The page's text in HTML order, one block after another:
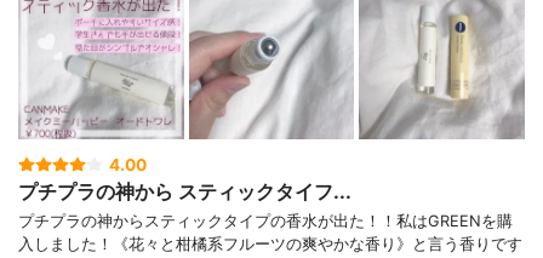
4.00
プチプラの神から スティックタイフ...
プチプラの神からスティックタイプの香水が出た！！私はGREENを購
入しました！《花々と柑橘系フルーツの爽やかな香り》と言う香りです